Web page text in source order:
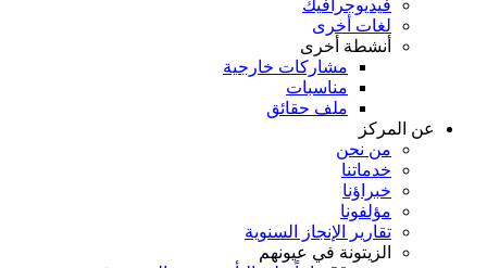
فيديوجرافيك
لغات أخرى
أنشطة أخرى
مشاركات خارجية
مناسبات
ملف حقائق
عن المركز
من نحن
خدماتنا
خبراؤنا
مؤلفونا
تقارير الإنجاز السنوية
الزيتونة في عيونهم